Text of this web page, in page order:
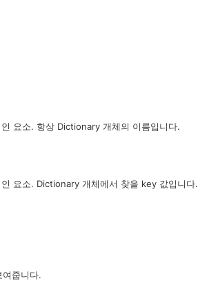
인 요소. 항상 Dictionary 개체의 이름입니다.
인 요소. Dictionary 개체에서 찾을 key 값입니다.
줍니다.